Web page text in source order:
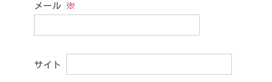
メール ※
サイト